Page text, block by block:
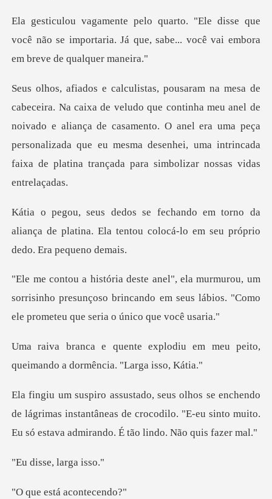
se que
você não se importaria. Já que, sabe...
nha meu anel de
noivado e aliança de casamento. O anel era uma peça
personalizada que eu mesma
rno da
aliança de platina. Ela tentou coloc
um
sorrisinho presunçoso brincando em seus lábios.
odiu em meu peito,
queimando a
e lágrimas instantâneas de crocodilo. "E-eu sinto muito.
se, lar
stá acon